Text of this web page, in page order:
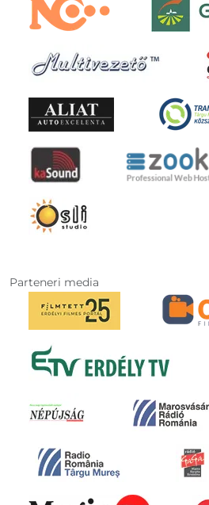
Parteneri media